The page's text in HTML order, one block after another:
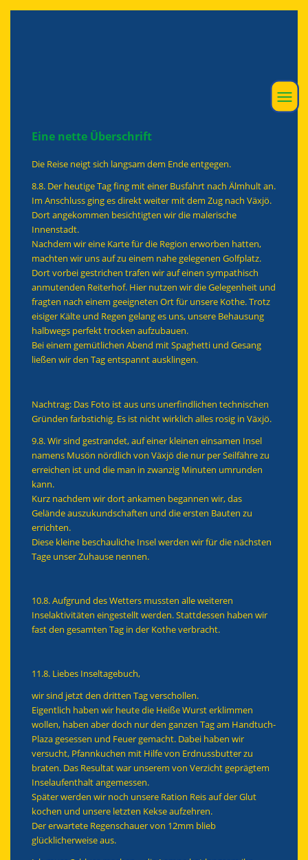
Eine nette Überschrift
Die Reise neigt sich langsam dem Ende entgegen.
8.8. Der heutige Tag fing mit einer Busfahrt nach Älmhult an.
Im Anschluss ging es direkt weiter mit dem Zug nach Växjö.
Dort angekommen besichtigten wir die malerische
Innenstadt.
Nachdem wir eine Karte für die Region erworben hatten,
machten wir uns auf zu einem nahe gelegenen Golfplatz.
Dort vorbei gestrichen trafen wir auf einen sympathisch
anmutenden Reiterhof. Hier nutzen wir die Gelegenheit und
fragten nach einem geeigneten Ort für unsere Kothe. Trotz
eisiger Kälte und Regen gelang es uns, unsere Behausung
halbwegs perfekt trocken aufzubauen.
Bei einem gemütlichen Abend mit Spaghetti und Gesang
ließen wir den Tag entspannt ausklingen.
Nachtrag: Das Foto ist aus uns unerfindlichen technischen
Gründen farbstichig. Es ist nicht wirklich alles rosig in Växjö.
9.8. Wir sind gestrandet, auf einer kleinen einsamen Insel
namens Musön nördlich von Växjö die nur per Seilfähre zu
erreichen ist und die man in zwanzig Minuten umrunden
kann.
Kurz nachdem wir dort ankamen begannen wir, das
Gelände auszukundschaften und die ersten Bauten zu
errichten.
Diese kleine beschauliche Insel werden wir für die nächsten
Tage unser Zuhause nennen.
10.8. Aufgrund des Wetters mussten alle weiteren
Inselaktivitäten eingestellt werden. Stattdessen haben wir
fast den gesamten Tag in der Kothe verbracht.
11.8. Liebes Inseltagebuch,
wir sind jetzt den dritten Tag verschollen.
Eigentlich haben wir heute die Heiße Wurst erklimmen
wollen, haben aber doch nur den ganzen Tag am Handtuch-
Plaza gesessen und Feuer gemacht. Dabei haben wir
versucht, Pfannkuchen mit Hilfe von Erdnussbutter zu
braten. Das Resultat war unserem von Verzicht geprägtem
Inselaufenthalt angemessen.
Später werden wir noch unsere Ration Reis auf der Glut
kochen und unsere letzten Kekse aufzehren.
Der erwartete Regenschauer von 12mm blieb
glücklicherweise aus.